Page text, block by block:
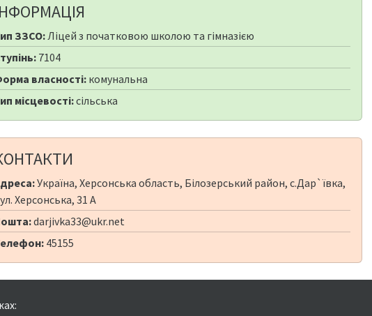
ЗЗСО:Ліцей з початковою школою та гімназією
7104
власності: комунальна
місцевості:сільська
Україна, Херсонська область, Білозерський район, с.Дар`ївка,
Херсонська, 31 А
darjivka33@ukr.net
45155